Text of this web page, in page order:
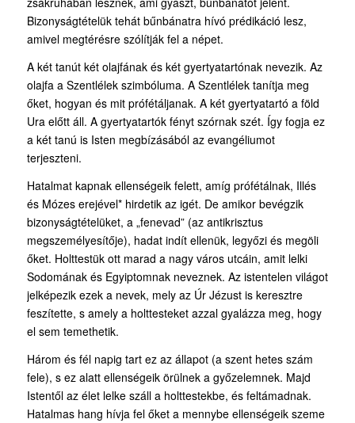
Bizonyságtételük tehát bűnbánatra hívó prédikáció lesz,
amivel megtérésre szólítják fel a népet.
A két tanút két olajfának és két gyertyatartónak nevezik. Az
olajfa a Szentlélek szimbóluma. A Szentlélek tanítja meg
őket, hogyan és mit prófétáljanak. A két gyertyatartó a föld
Ura előtt áll. A gyertyatartók fényt szórnak szét. Így fogja ez
a két tanú is Isten megbízásából az evangéliumot
terjeszteni.
Hatalmat kapnak ellenségeik felett, amíg prófétálnak, Illés
és Mózes erejével* hirdetik az igét. De amikor bevégzik
bizonyságtételüket, a „fenevad” (az antikrisztus
megszemélyesítője), hadat indít ellenük, legyőzi és megöli
őket. Holttestük ott marad a nagy város utcáin, amit lelki
Sodomának és Egyiptomnak neveznek. Az istentelen világot
jelképezik ezek a nevek, mely az Úr Jézust is keresztre
feszítette, s amely a holttesteket azzal gyalázza meg, hogy
el sem temethetik.
Három és fél napig tart ez az állapot (a szent hetes szám
fele), s ez alatt ellenségeik örülnek a győzelemnek. Majd
Istentől az élet lelke száll a holttestekbe, és feltámadnak.
Hatalmas hang hívja fel őket a mennybe ellenségeik szeme